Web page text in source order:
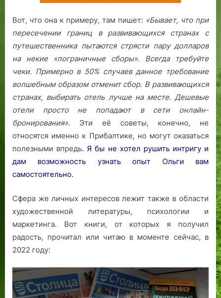
Вот, что она к примеру, там пишет: «Бывает, что при
пересечении границ в развивающихся странах с
путешественника пытаются стрясти пару долларов
на некие «пограничные сборы». Всегда требуйте
чеки. Примерно в 50% случаев данное требование
волшебным образом отменит сбор. В развивающихся
странах, выбирать отель лучше на месте. Дешевые
отели просто не попадают в сети онлайн-
бронирования». Эти её советы, конечно, не
относятся именно к Прибалтике, но могут оказаться
полезными впредь. Я бы не хотел рушить интригу и
дам возможность узнать опыт Ольги вам
самостоятельно.
Сфера же личных интересов лежит также в области
художественной литературы, психологии и
маркетинга. Вот книги, от которых я получил
радость, прочитал или читаю в моменте сейчас, в
2022 году: